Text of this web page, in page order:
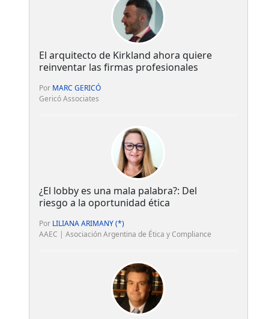
El arquitecto de Kirkland ahora quiere
reinventar las firmas profesionales
Por MARC GERICÓ
Gericó Associates
¿El lobby es una mala palabra?: Del
riesgo a la oportunidad ética
Por LILIANA ARIMANY (*)
AAEC | Asociación Argentina de Ética y Compliance